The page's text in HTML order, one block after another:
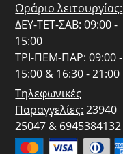
Ωράριο λειτουργίας:
ΔΕΥ-ΤΕΤ-ΣΑΒ: 09:00 -
15:00
ΤΡΙ-ΠΕΜ-ΠΑΡ: 09:00 -
15:00 & 16:30 - 21:00
Τηλεφωνικές
Παραγγελίες: 23940
25047 & 6945384132